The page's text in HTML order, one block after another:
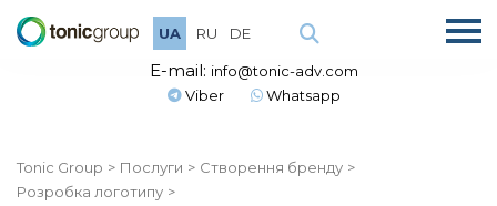
UA RU DE
E-mail: info@tonic-adv.com
Viber
Whatsapp
Tonic Group Послуги
Створення бренду
Розробка логотипу